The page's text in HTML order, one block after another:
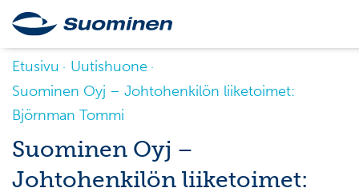
Etusivu
Uutishuone
Suominen Oyj – Johtohenkilön liiketoimet:
Björnman Tommi
Suominen Oyj –
Johtohenkilön liiketoimet: